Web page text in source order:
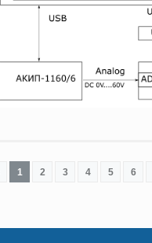
1 2 3 4 5 6